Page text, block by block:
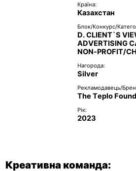
Країна:
Казахстан
Блок/Конкурс/
D. CLIENT`S
ADVERTISING
NON-PROFIT/
Нагорода:
Silver
Рекламодавець/
The Teplo
Рік:
2023
Креативна команда: